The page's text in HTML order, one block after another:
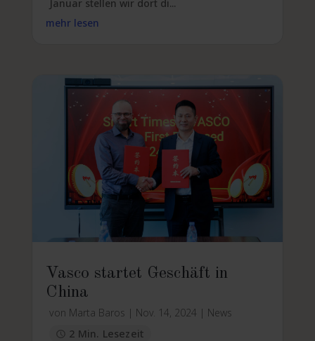
Januar stellen wir dort di...
mehr lesen
Vasco startet Geschäft in
China
von Marta Baros | Nov. 14, 2024 | News
2 Min. Lesezeit